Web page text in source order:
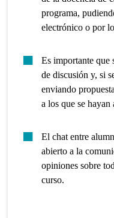
programa,
electrónico o por
Es importante que
de discusión y, si
enviando
a los que se hayan
El chat entre
abierto a la
opiniones sobre
curso.